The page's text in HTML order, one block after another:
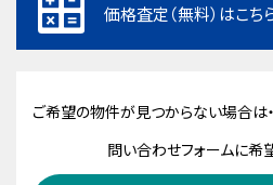
価格査定（無料）はこち
ご希望の物件が見つからない場合は・
問い合わせフォームに希